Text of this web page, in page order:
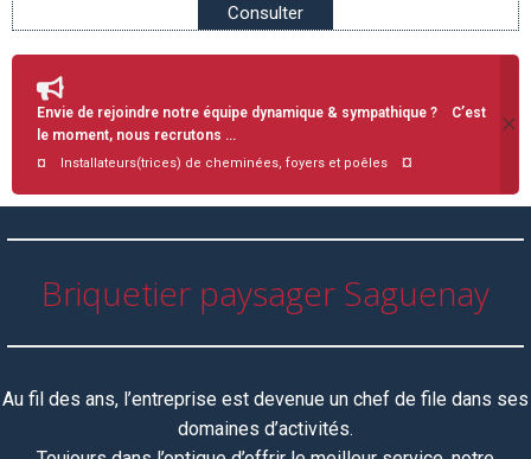
Consulter
Envie de rejoindre notre équipe dynamique & sympathique ? C’est
le moment, nous recrutons …
¤ Installateurs(trices) de cheminées, foyers et poêles ¤
Briquetier paysager Saguenay
Au fil des ans, l’entreprise est devenue un chef de file dans ses
domaines d’activités.